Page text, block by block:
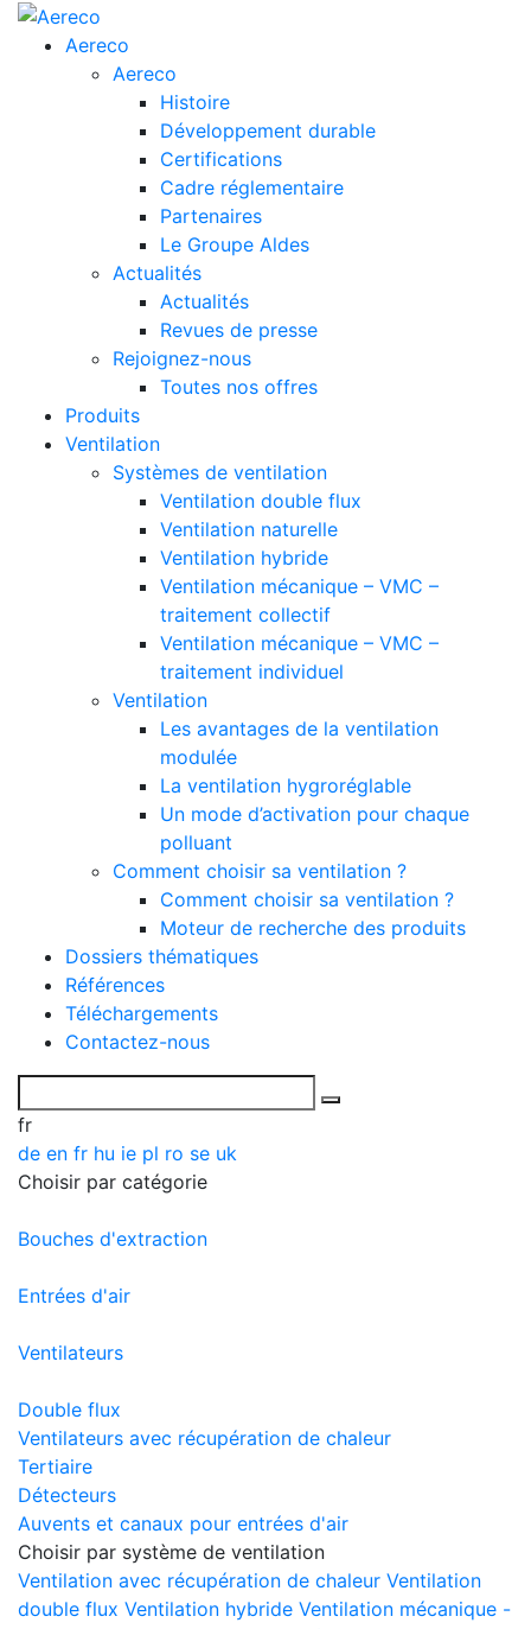
Aereco
Aereco
Histoire
Développement durable
Certifications
Cadre réglementaire
Partenaires
Le Groupe Aldes
Actualités
Actualités
Revues de presse
Rejoignez-nous
Toutes nos offres
Produits
Ventilation
Systèmes de ventilation
Ventilation double flux
Ventilation naturelle
Ventilation hybride
Ventilation mécanique – VMC –
traitement collectif
Ventilation mécanique – VMC –
traitement individuel
Ventilation
Les avantages de la ventilation
modulée
La ventilation hygroréglable
Un mode d’activation pour chaque
polluant
Comment choisir sa ventilation ?
Comment choisir sa ventilation ?
Moteur de recherche des produits
Dossiers thématiques
Références
Téléchargements
Contactez-nous
fr
de en fr hu ie pl ro se uk
Choisir par catégorie
Bouches d'extraction
Entrées d'air
Ventilateurs
Double flux
Ventilateurs avec récupération de chaleur
Tertiaire
Détecteurs
Auvents et canaux pour entrées d'air
Choisir par système de ventilation
Ventilation avec récupération de chaleur Ventilation
double flux Ventilation hybride Ventilation mécanique -